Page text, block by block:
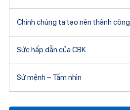
Chính chúng ta tạo nên thành công
Sức hấp dẫn của CBK
Sứ mệnh – Tầm nhìn